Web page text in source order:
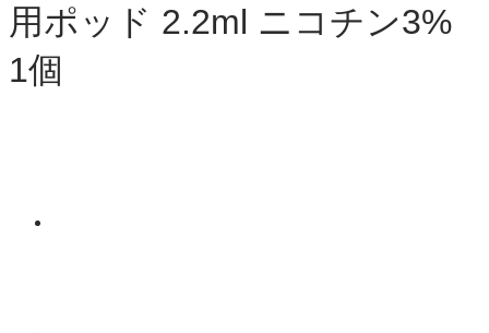
用ポッド 2.2ml ニコチン3%
1個